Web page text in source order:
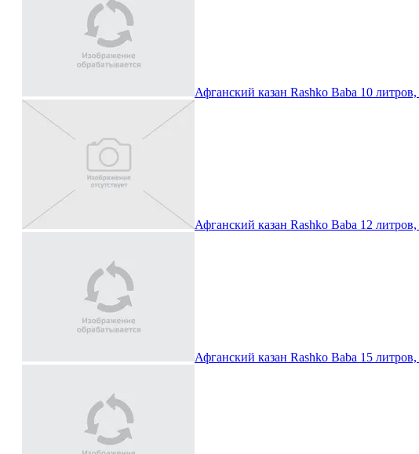
Афганский казан Rashko Baba 10
Афганский казан Rashko Baba 12
Афганский казан Rashko Baba 15